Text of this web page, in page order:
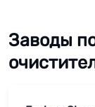
Заводы